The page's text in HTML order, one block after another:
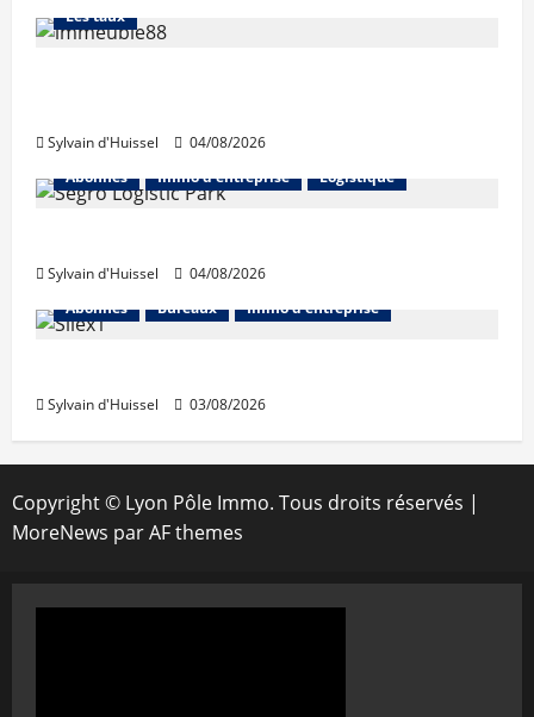
Les taux
Sylvain d'Huissel
04/08/2026
Abonnés
Immo d'entreprise Logistique
Sylvain d'Huissel
04/08/2026
Abonnés
Bureaux Immo d'entreprise
Sylvain d'Huissel 03/08/2026
Copyright © Lyon Pôle Immo. Tous droits réservés |
MoreNews par AF themes